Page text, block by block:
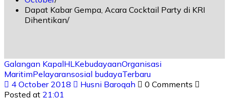
Dapat Kabar Gempa, Acara Cocktail Party di KRI
Dihentikan
Galangan KapalHL KebudayaanOrganisasi
MaritimPelayaransosial budayaTerbaru
4 October 2018
Husni Baroqah
0 Comments
Posted at 21:01